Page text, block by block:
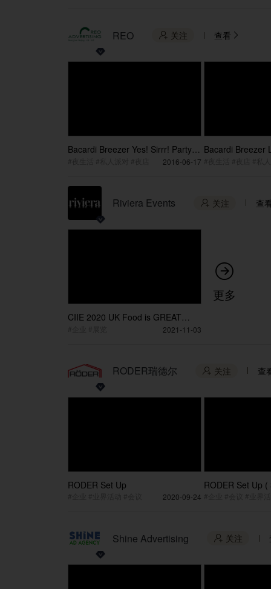
REO  关注 查看 
Bacardi Breezer Yes! Sirrr! Party
2016-06-17
Bacardi Breezer
Riviera Events  关注 查
CIIE 2020 UK Food is GREAT
Pavilion 中国国际进口博览会珍馐
2021-11-03

更多
RODER瑞德尔  关注 查
RODER Set Up
2020-09-24
RODER Set Up (
Shine Advertising  关注